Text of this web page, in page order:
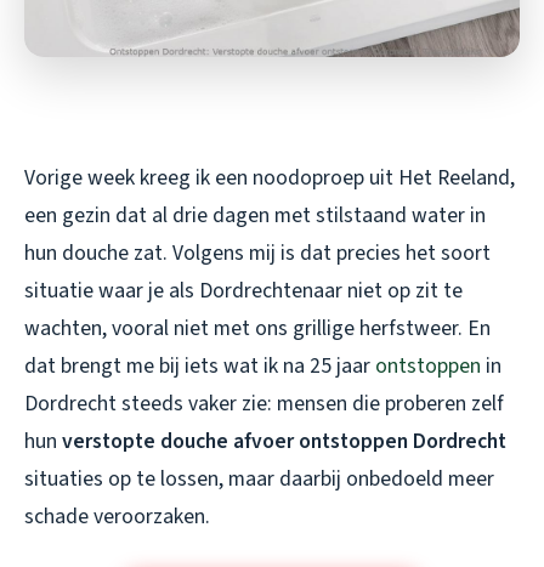
Vorige week kreeg ik een noodoproep uit Het Reeland,
een gezin dat al drie dagen met stilstaand water in
hun douche zat. Volgens mij is dat precies het soort
situatie waar je als Dordrechtenaar niet op zit te
wachten, vooral niet met ons grillige herfstweer. En
dat brengt me bij iets wat ik na 25 jaar ontstoppen in
Dordrecht steeds vaker zie: mensen die proberen zelf
hun verstopte douche afvoer ontstoppen Dordrecht
situaties op te lossen, maar daarbij onbedoeld meer
schade veroorzaken.